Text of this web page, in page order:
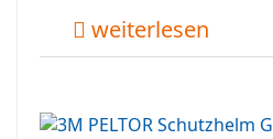
weiterlesen